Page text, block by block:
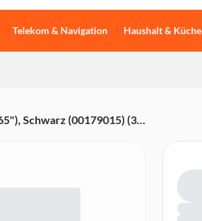
Telekom & Navigation Haushalt & Küche
Schwarz (00179015) (3